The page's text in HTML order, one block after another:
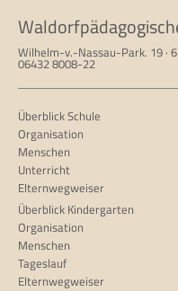
Wilhelm-v.-Nassau-Park. 19 ·
06432 8008-22
Überblick Schule
Organisation
Menschen
Unterricht
Elternwegweiser
Überblick Kindergarten
Organisation
Menschen
Tageslauf
Elternwegweiser